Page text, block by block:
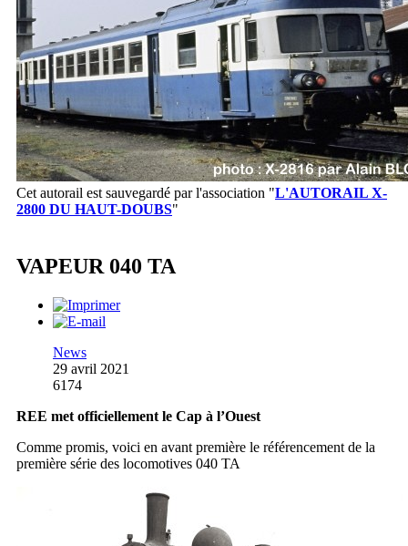
Cet autorail est sauvegardé par l'association "L'AUTORAIL X-
2800 DU HAUT-DOUBS"
VAPEUR 040 TA
News
29 avril 2021
6174
REE met officiellement le Cap à l’Ouest
Comme promis, voici en avant première le référencement de la
première série des locomotives 040 TA